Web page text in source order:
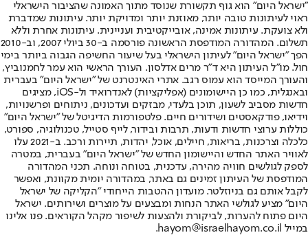
"ישראל היום" הוא גוף תקשורת שנוסד מתוך האמונה שהציבור הישראלי
ראוי לעיתונות טובה יותר, מאוזנת יותר ומדויקת יותר. עיתונות שמדברת
ולא צועקת. עיתונות אמינה, אובייקטיבית ועניינית. עיתונות אחרת וללא
תשלום. המהדורה המודפסת הראשונה פורסמה ב-30 ביולי 2007, וב-2010
הפך "ישראל היום" לעיתון הישראלי בעל שיעור החשיפה הגבוה ביותר בימי
חול. מו"ל העיתון היא ד"ר מרים אדלסון. העורך הראשי הוא עמר לחמנוביץ,
והעורך המייסד הוא עמוס רגב. אתרי האינטרנט של "ישראל היום" בעברית
ובאנגלית, כמו כן היישומונים (אפליקציות) לאנדרואיד ול-iOS, מציגים
חדשות מסביב לשעון, תוכן בלעדי, מבזקים ועדכונים, ניתוחים ופרשנויות,
וידיאו, פודקאסטים ושידורים חיים. פלטפורמות הדיגיטל של "ישראל היום"
כוללות ערוצי חדשות ודעות, תרבות ובידור, לייף סטייל, טכנולוגיה, ספורט,
כלכלה וצרכנות, בריאות, חיילים, אוכל, יהדות, תיירות ורכב. ב-2021 עלו
לאוויר האתר החדש והיישומון החדש של "ישראל היום" בעברית, במטרה
לספק לגולשים חוויה מהירה, עדכנית, בטוחה ונוחה. תכני המהדורה
המודפסת של העיתון זמינים גם באתר, במהדורה יומית מקוונת, ואפשר
לקבל אותם גם בניוזלטר. מועדון ההטבות הייחודי "הקליקה של ישראל
היום" מציע לגולשי האתר הנחות ומבצעים על מוצרים ושירותים. ישראל
היום פתוח להערות, לביקורת ולהצעות לשיפור מקהל הקוראים. פנו אלינו
במייל hayom@israelhayom.co.il.